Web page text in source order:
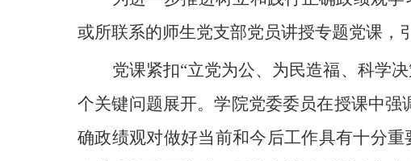
或所联系的师生党支部党员讲授专题党课，
党课紧扣“立党为公、为民造福、科学
个关键问题展开。学院党委委员在授课中强
确政绩观对做好当前和今后工作具有十分重